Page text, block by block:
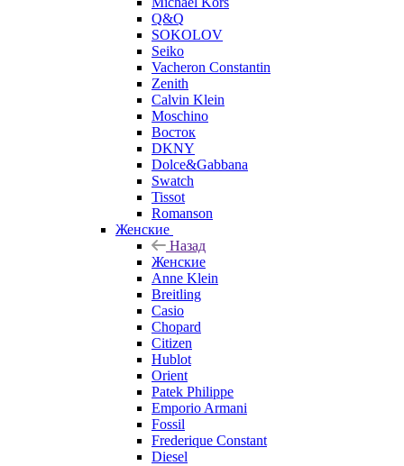
Q&Q
SOKOLOV
Seiko
Vacheron Constantin
Zenith
Calvin Klein
Moschino
Восток
DKNY
Dolce&Gabbana
Swatch
Tissot
Romanson
Женские
Назад
Женские
Anne Klein
Breitling
Casio
Chopard
Citizen
Hublot
Orient
Patek Philippe
Emporio Armani
Fossil
Frederique Constant
Diesel